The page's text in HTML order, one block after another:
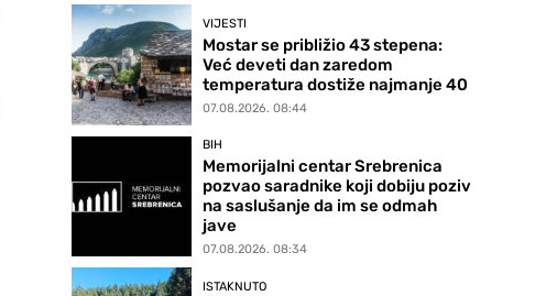
VIJESTI
Mostar se približio 43 stepena:
Već deveti dan zaredom
temperatura dostiže najmanje 40
07.08.2026. 08:44
BIH
Memorijalni centar Srebrenica
pozvao saradnike koji dobiju poziv
na saslušanje da im se odmah
jave
07.08.2026. 08:34
ISTAKNUTO